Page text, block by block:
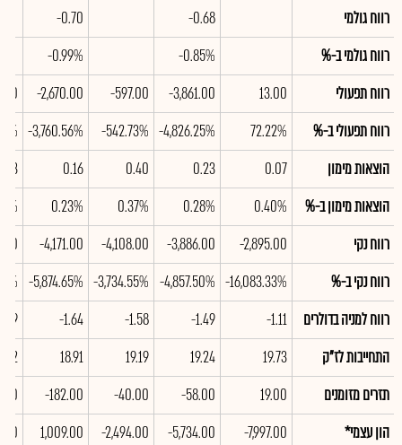
רווח גולמי
-0.68
-0.70
רווח גולמי ב-%
-0.85%
-0.99%
רווח תפעולי
13.00
-3,861.00
-597.00
-2,670.00
רווח תפעולי ב-%
72.22%
-4,826.25%
-542.73%
-3,760.56%
הוצאות מימון
0.07
0.23
0.40
0.16
הוצאות מימון ב-%
0.40%
0.28%
0.37%
0.23%
רווח נקי
-2,895.00
-3,886.00
-4,108.00
-4,171.00
רווח נקי ב-%
-16,083.33%
-4,857.50%
-3,734.55%
-5,874.65%
רווח למניה בדולרים
-1.11
-1.49
-1.58
-1.64
התחייבות לז"ק
19.73
19.24
19.19
18.91
תזרים מזומנים
19.00
-58.00
-40.00
-182.00
הון עצמי*
-7,997.00
-5,734.00
-2,494.00
1,009.00